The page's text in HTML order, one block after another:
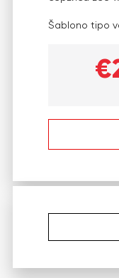
Šablono tipo